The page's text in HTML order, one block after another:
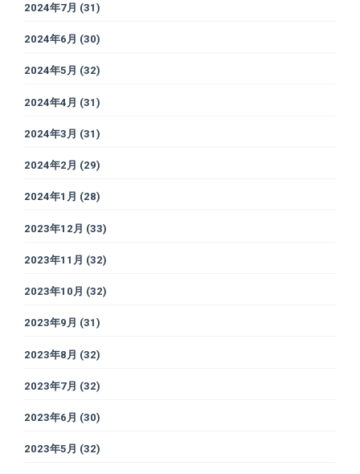
2024年7月 (31)
2024年6月 (30)
2024年5月 (32)
2024年4月 (31)
2024年3月 (31)
2024年2月 (29)
2024年1月 (28)
2023年12月 (33)
2023年11月 (32)
2023年10月 (32)
2023年9月 (31)
2023年8月 (32)
2023年7月 (32)
2023年6月 (30)
2023年5月 (32)